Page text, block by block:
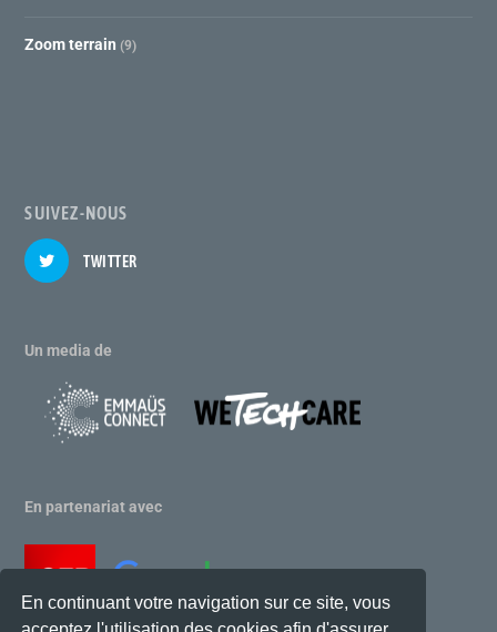
En continuant votre navigation sur ce site, vous
Zoom terrain (9)
SUIVEZ-NOUS
TWITTER
Un media de
En partenariat avec